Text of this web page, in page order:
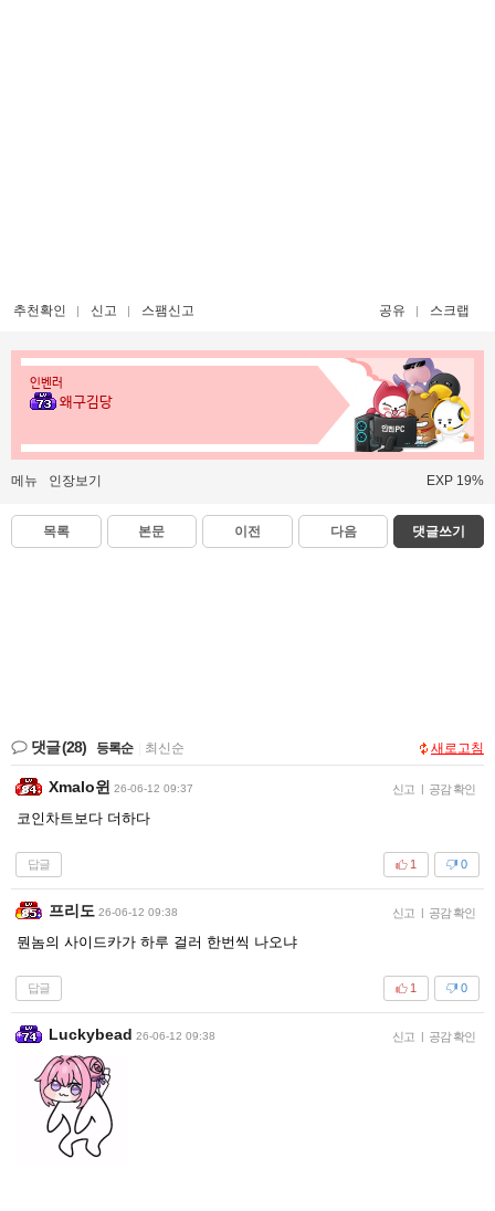
추천확인 신고 스팸신고 공유 스크랩
인벤러
왜구김당
메뉴 인장보기 EXP 19%
목록 본문 이전 다음 댓글쓰기
댓글(28) 등록순 최신순 새로고침
Xmalo윈 26-06-12 09:37 신고 | 공감 확인
코인차트보다 더하다
답글 0
1
프리도 26-06-12 09:38 신고 | 공감 확인
뭔놈의 사이드카가 하루 걸러 한번씩 나오냐
답글 0
1
Luckybead 26-06-12 09:38 신고 | 공감 확인